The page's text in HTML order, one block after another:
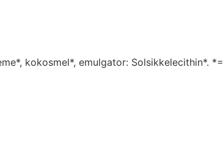
kokosmel*, emulgator: Solsikkelecithin*. *=